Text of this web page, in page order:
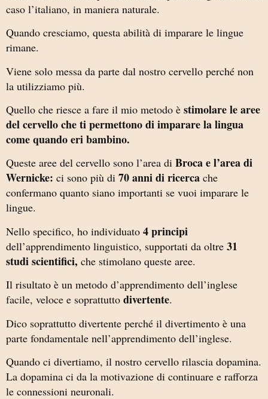
caso l’italiano, in maniera naturale.
Quando cresciamo, questa abilità di imparare le lingue
rimane.
Viene solo messa da parte dal nostro cervello perché non
la utilizziamo più.
Quello che riesce a fare il mio metodo è stimolare le aree
del cervello che ti permettono di imparare la lingua
come quando eri bambino.
Queste aree del cervello sono l’area di Broca e l’area di
Wernicke: ci sono più di 70 anni di ricerca che
confermano quanto siano importanti se vuoi imparare le
lingue.
Nello specifico, ho individuato 4 principi
dell’apprendimento linguistico, supportati da oltre 31
studi scientifici, che stimolano queste aree.
Il risultato è un metodo d’apprendimento dell’inglese
facile, veloce e soprattutto divertente.
Dico soprattutto divertente perché il divertimento è una
parte fondamentale nell’apprendimento dell’inglese.
Quando ci divertiamo, il nostro cervello rilascia dopamina.
La dopamina ci da la motivazione di continuare e rafforza
le connessioni neuronali.